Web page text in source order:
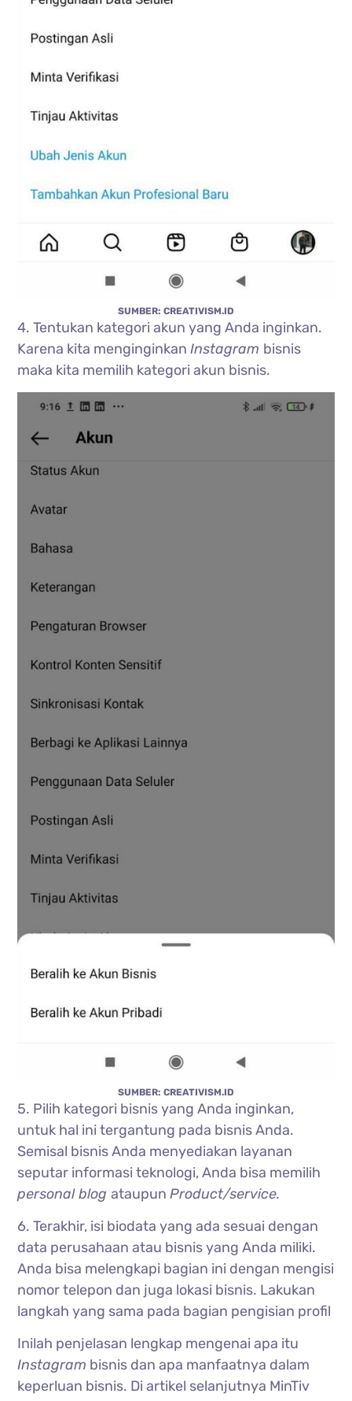
SUMBER: CREATIVISM.ID
4. Tentukan kategori akun yang Anda inginkan.
Karena kita menginginkanInstagram bisnis
maka kita memilih kategori akun bisnis.
SUMBER: CREATIVISM.ID
5. Pilih kategori bisnis yang Anda inginkan,
untuk hal ini tergantung pada bisnis Anda.
Semisal bisnis Anda menyediakan layanan
seputar informasi teknologi, Anda bisa memilih
personal blogataupunProduct/service.
6. Terakhir, isi biodata yang ada sesuai dengan
data perusahaan atau bisnis yang Anda miliki.
Anda bisa melengkapi bagian ini dengan mengisi
nomor telepon dan juga lokasi bisnis. Lakukan
langkah yang sama pada bagian pengisian profil
Inilah penjelasan lengkap mengenai apa itu
Instagram bisnis dan apa manfaatnya dalam
keperluan bisnis. Di artikel selanjutnya MinTiv